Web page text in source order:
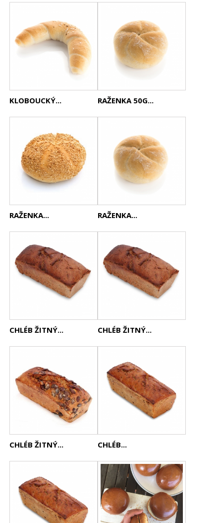
KLOBOUCKÝ... RAŽENKA 50G...
RAŽENKA... RAŽENKA...
CHLÉB ŽITNÝ... CHLÉB ŽITNÝ...
CHLÉB ŽITNÝ... CHLÉB...